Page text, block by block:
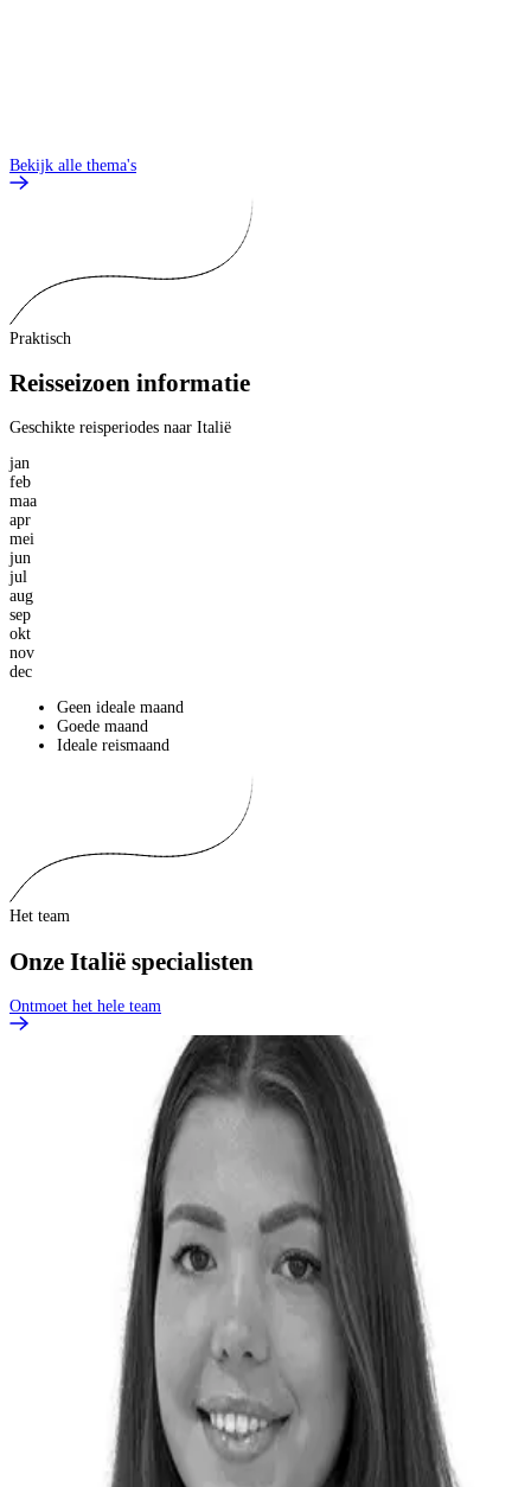
Bekijk alle thema's
Praktisch
Reisseizoen informatie
Geschikte reisperiodes naar Italië
jan
feb
maa
apr
mei
jun
jul
aug
sep
okt
nov
dec
Geen ideale maand
Goede maand
Ideale reismaand
Het team
Onze Italië specialisten
Ontmoet het hele team